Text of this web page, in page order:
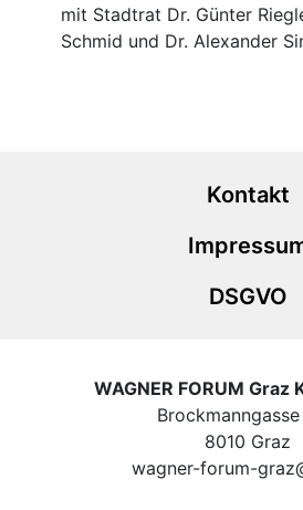
mit Stadtrat Dr. Günter
Schmid und Dr. Alexander
Kontakt
DSGVO
WAGNER FORUM Graz
Brockmanngasse
8010 Graz
wagner-forum-